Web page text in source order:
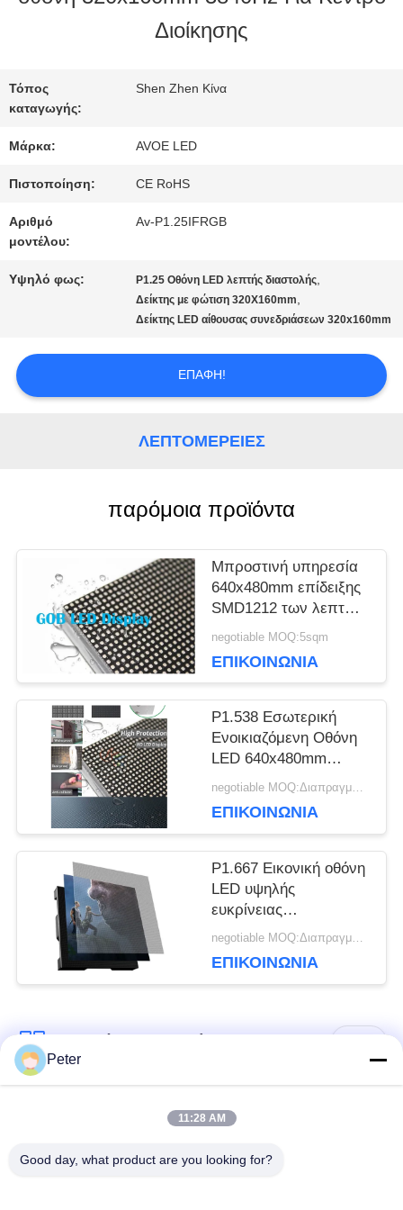
ΕΠΙΚΟΙΝΩΝΉΣΤΕ
ΜΑΖΊ
ΕΙΔΉΣΕΙΣ
ΥΠΟΘΈΣΕΙΣ
ΖΗΤΉΣΤΕ
ΜΙΑ
ΠΡΟΣΦΟΡΆ
ΧΆΡΤΗΣ
ΙΣΤΌΤΟΠΟΥ
ΠΟΛΙΤΙΚΉ
ΜΥΣΤΙΚΌΤΗΤΑΣ
Διοίκησης
Τόπος
καταγωγής:
Shen Zhen Κίνα
Μάρκα: AVOE LED
Πιστοποίηση: CE RoHS
Αριθμό
μοντέλου:
Av-P1.25IFRGB
Υψηλό φως: P1.25 Οθόνη LED λεπτής διαστολής,
Δείκτης με φώτιση 320X160mm,
Δείκτης LED αίθουσας συνεδριάσεων 320x160mm
ΕΠΑΦΉ!
ΛΕΠΤΟΜΈΡΕΙΕΣ
παρόμοια προϊόντα
Μπροστινή υπηρεσία
640x480mm επίδειξης
SMD1212 των λεπτών
οδηγήσεων πισσών
negotiable MOQ:5sqm
ΕΠΙΚΟΙΝΩΝΊΑ
P1.538 Εσωτερική
Ενοικιαζόμενη Οθόνη
LED 640x480mm
Cabinet GOB LED
negotiable MOQ:Διαπραγμάτευση
ΕΠΙΚΟΙΝΩΝΊΑ
P1.667 Εικονική οθόνη
LED υψηλής
ευκρίνειας
320X160mm LED
negotiable MOQ:Διαπραγμάτευση
ΕΠΙΚΟΙΝΩΝΊΑ
Λαϊκή κατηγορία
Εσωτερική οθόνη
Peter
11:28 AM
Good day, what product are you looking for?